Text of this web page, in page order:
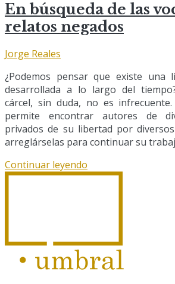
En búsqueda de las
relatos negados
Jorge Reales
¿Podemos pensar que existe una
desarrollada a lo largo del
cárcel, sin duda, no es
permite encontrar autores de
privados de su libertad por
arreglárselas para continuar su
Continuar leyendo